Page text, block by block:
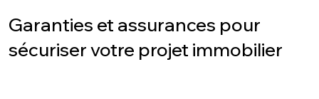
Garanties et assurances pour
sécuriser votre projet immobilier